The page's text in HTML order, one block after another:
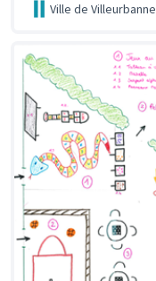
Ville de Villeurbanne